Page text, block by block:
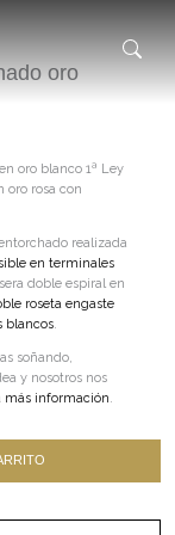
oro
oro blanco 1ª Ley
oro rosa con
realizada
en terminales
doble espiral en
roseta engaste
blancos.
soñando,
y nosotros nos
más información.